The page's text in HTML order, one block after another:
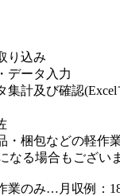
り込み
データ入力
計及び確認
梱包などの軽作
る場合もございま
のみ…月収例：